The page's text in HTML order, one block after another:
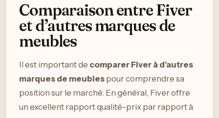
Comparaison entre Fiver
et d’autres marques de
meubles
Il est important de comparer Fiver à d’autres
marques de meubles pour comprendre sa
position sur le marché. En général, Fiver offre
un excellent rapport qualité-prix par rapport à